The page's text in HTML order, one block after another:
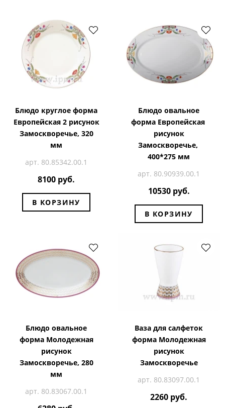
Блюдо круглое форма
Европейская 2 рисунок
Замоскворечье, 320
мм
арт. 80.85342.00.1
8100 руб.
В КОРЗИНУ
Блюдо овальное
форма Европейская
рисунок
Замоскворечье,
400*275 мм
арт. 80.90939.00.1
10530 руб.
В КОРЗИНУ
Блюдо овальное
форма Молодежная
рисунок
Замоскворечье, 280
мм
арт. 80.83067.00.1
Ваза для салфеток
форма Молодежная
рисунок
Замоскворечье
арт. 80.83097.00.1
2260 руб.